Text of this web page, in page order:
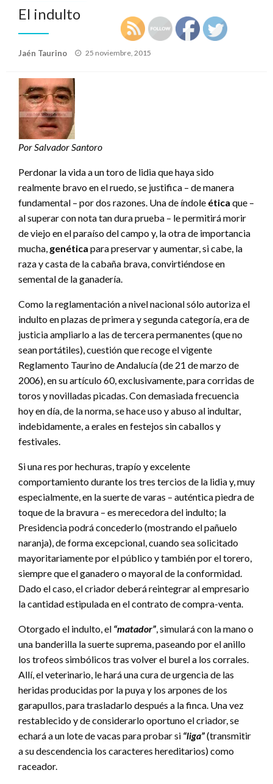
El indulto
Jaén Taurino
Publicado
25 noviembre, 2015
Por Salvador Santoro
Perdonar la vida a un toro de lidia que haya sido
realmente bravo en el ruedo, se justifica – de manera
fundamental – por dos razones. Una de índole ética que –
al superar con nota tan dura prueba – le permitirá morir
de viejo en el paraíso del campo y, la otra de importancia
mucha, genética para preservar y aumentar, si cabe, la
raza y casta de la cabaña brava, convirtiéndose en
semental de la ganadería.
Como la reglamentación a nivel nacional sólo autoriza el
indulto en plazas de primera y segunda categoría, era de
justicia ampliarlo a las de tercera permanentes (que no
sean portátiles), cuestión que recoge el vigente
Reglamento Taurino de Andalucía (de 21 de marzo de
2006), en su artículo 60, exclusivamente, para corridas de
toros y novilladas picadas. Con demasiada frecuencia
hoy en día, de la norma, se hace uso y abuso al indultar,
indebidamente, a erales en festejos sin caballos y
festivales.
Si una res por hechuras, trapío y excelente
comportamiento durante los tres tercios de la lidia y, muy
especialmente, en la suerte de varas – auténtica piedra de
toque de la bravura – es merecedora del indulto; la
Presidencia podrá concederlo (mostrando el pañuelo
naranja), de forma excepcional, cuando sea solicitado
mayoritariamente por el público y también por el torero,
siempre que el ganadero o mayoral de la conformidad.
Dado el caso, el criador deberá reintegrar al empresario
la cantidad estipulada en el contrato de compra-venta.
Otorgado el indulto, el “matador” , simulará con la mano o
una banderilla la suerte suprema, paseando por el anillo
los trofeos simbólicos tras volver el burel a los corrales.
Allí, el veterinario, le hará una cura de urgencia de las
heridas producidas por la puya y los arpones de los
garapullos, para trasladarlo después a la finca. Una vez
restablecido y de considerarlo oportuno el criador, se
echará a un lote de vacas para probar si “liga”(transmitir
a su descendencia los caracteres hereditarios) como
raceador.